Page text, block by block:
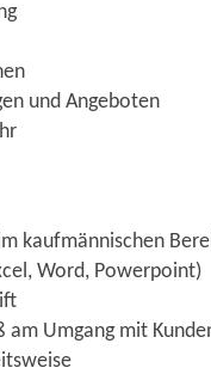
und Angeboten
kaufmännischen
Word, Powerpoint)
am Umgang mit